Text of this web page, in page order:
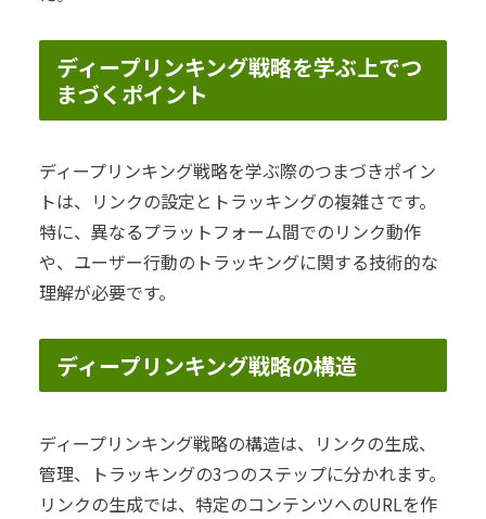
ディープリンキング戦略を学ぶ上でつ
まづくポイント
ディープリンキング戦略を学ぶ際のつまづきポイン
トは、リンクの設定とトラッキングの複雑さです。
特に、異なるプラットフォーム間でのリンク動作
や、ユーザー行動のトラッキングに関する技術的な
理解が必要です。
ディープリンキング戦略の構造
ディープリンキング戦略の構造は、リンクの生成、
管理、トラッキングの3つのステップに分かれます。
リンクの生成では、特定のコンテンツへのURLを作